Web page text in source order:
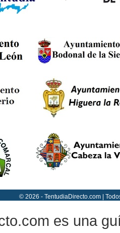
© 2026 - TentudiaDirecto.com |
es una